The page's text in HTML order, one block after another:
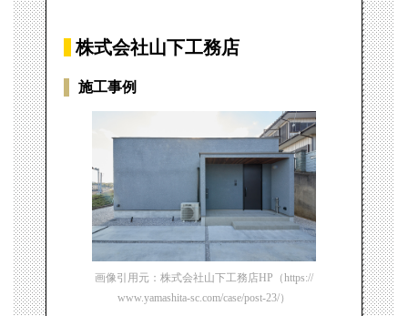
株式会社山下工務店
施工事例
画像引用元：株式会社山下工務店HP（https://
www.yamashita-sc.com/case/post-23/）